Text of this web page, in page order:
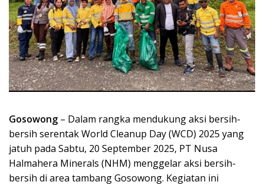
Gosowong – Dalam rangka mendukung aksi bersih-
bersih serentak World Cleanup Day (WCD) 2025 yang
jatuh pada Sabtu, 20 September 2025, PT Nusa
Halmahera Minerals (NHM) menggelar aksi bersih-
bersih di area tambang Gosowong. Kegiatan ini